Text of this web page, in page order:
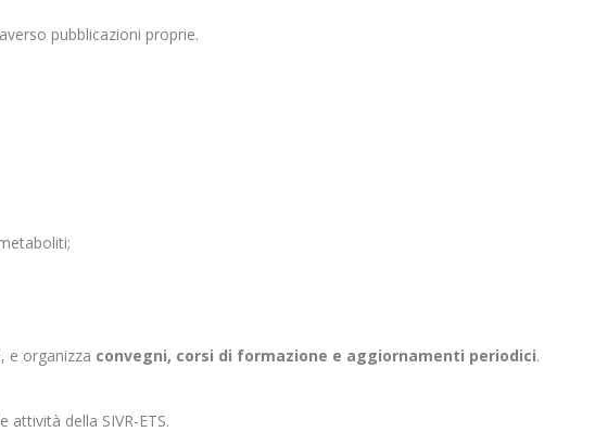
pubblicazioni proprie.
e organizza convegni, corsi di formazione e aggiornamenti periodici.
della SIVR-ETS.